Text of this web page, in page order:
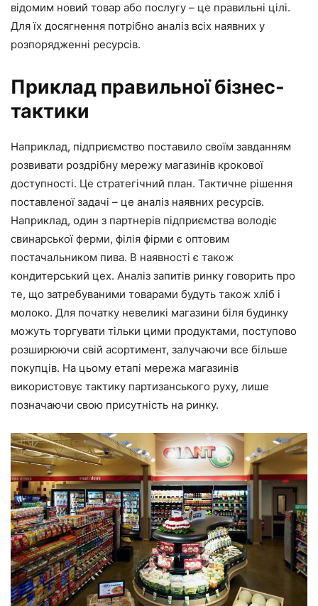
відомим новий товар або послугу – це правильні цілі.
Для їх досягнення потрібно аналіз всіх наявних у
розпорядженні ресурсів.
Приклад правильної бізнес-
тактики
Наприклад, підприємство поставило своїм завданням
розвивати роздрібну мережу магазинів крокової
доступності. Це стратегічний план. Тактичне рішення
поставленої задачі – це аналіз наявних ресурсів.
Наприклад, один з партнерів підприємства володіє
свинарської ферми, філія фірми є оптовим
постачальником пива. В наявності є також
кондитерський цех. Аналіз запитів ринку говорить про
те, що затребуваними товарами будуть також хліб і
молоко. Для початку невеликі магазини біля будинку
можуть торгувати тільки цими продуктами, поступово
розширюючи свій асортимент, залучаючи все більше
покупців. На цьому етапі мережа магазинів
використовує тактику партизанського руху, лише
позначаючи свою присутність на ринку.